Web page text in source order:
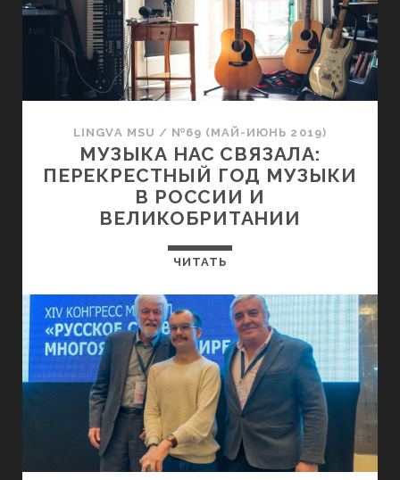
LINGVA MSU / №69 (МАЙ-ИЮНЬ 2019)
МУЗЫКА НАС СВЯЗАЛА:
ПЕРЕКРЕСТНЫЙ ГОД МУЗЫКИ
В РОССИИ И
ВЕЛИКОБРИТАНИИ
ЧИТАТЬ